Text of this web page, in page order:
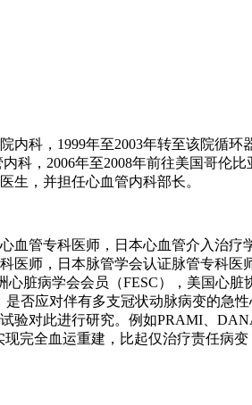
科，1999年至2003年转至该院循
科，2006年至2008年前往美国哥伦
生，并担任心血管内科部长。
管专科医师，日本心血管介入治疗
师，日本脉管学会认证脉管专科
脏病学会会员（FESC），美国心脏
否应对伴有多支冠状动脉病变的急
对此进行研究。例如PRAMI、
完全血运重建，比起仅治疗责任病